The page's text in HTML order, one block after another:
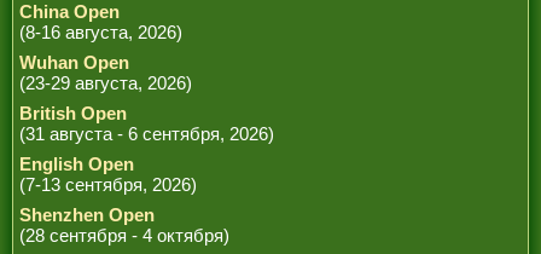
China Open
(8-16 августа, 2026)
Wuhan Open
(23-29 августа, 2026)
British Open
(31 августа - 6 сентября, 2026)
English Open
(7-13 сентября, 2026)
Shenzhen Open
(28 сентября - 4 октября)